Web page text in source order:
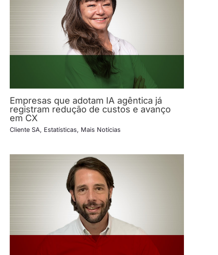
Empresas que adotam IA agêntica já
registram redução de custos e avanço
em CX
Cliente SA, Estatísticas, Mais Notícias